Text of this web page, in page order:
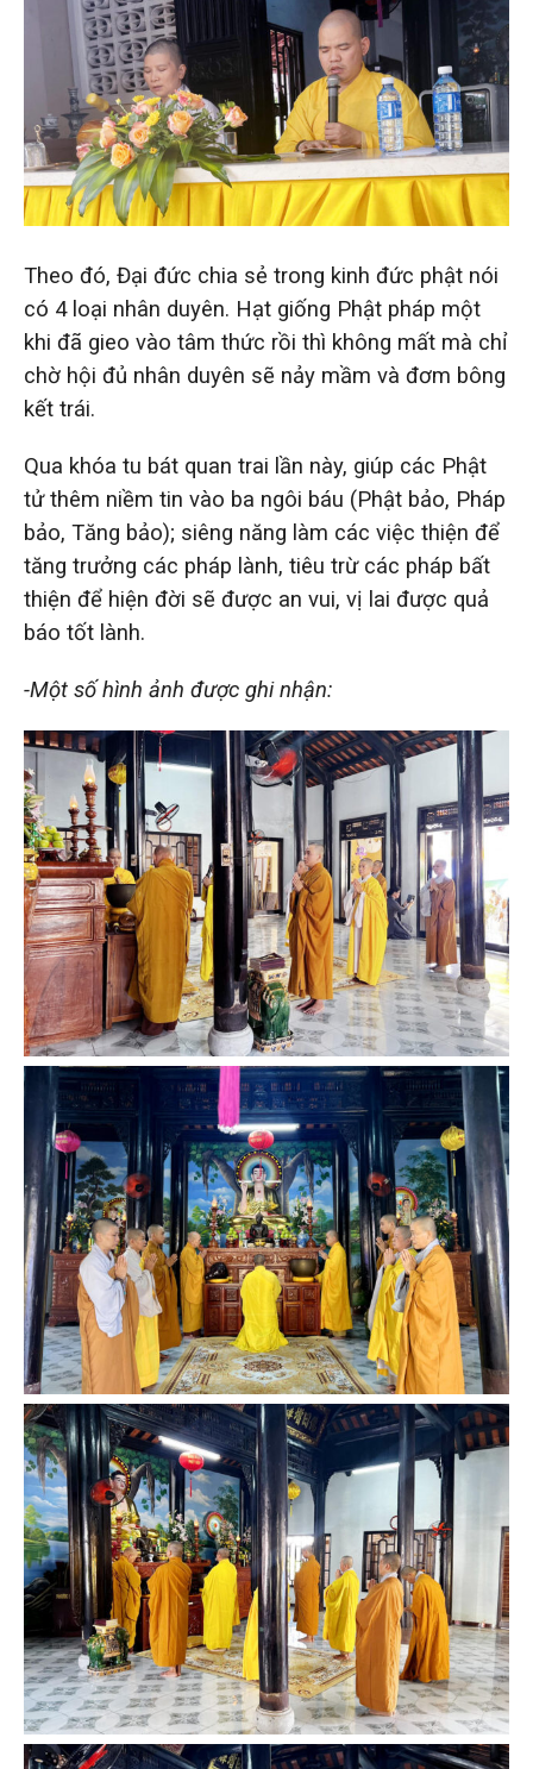
Theo đó, Đại đức chia sẻ trong kinh đức phật nói
có 4 loại nhân duyên. Hạt giống Phật pháp một
khi đã gieo vào tâm thức rồi thì không mất mà chỉ
chờ hội đủ nhân duyên sẽ nảy mầm và đơm bông
kết trái.
Qua khóa tu bát quan trai lần này, giúp các Phật
tử thêm niềm tin vào ba ngôi báu (Phật bảo, Pháp
bảo, Tăng bảo); siêng năng làm các việc thiện để
tăng trưởng các pháp lành, tiêu trừ các pháp bất
thiện để hiện đời sẽ được an vui, vị lai được quả
báo tốt lành.
-Một số hình ảnh được ghi nhận: